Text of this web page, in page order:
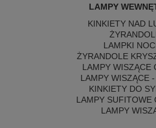
LAMPY
KINKIETY NAD
LAMPKI
ŻYRANDOLE
LAMPY WISZĄCE
LAMPY WISZĄCE
KINKIETY DO
LAMPY SUFITOWE
LAMPY